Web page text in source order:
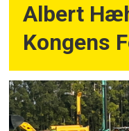
Albert
Kongens